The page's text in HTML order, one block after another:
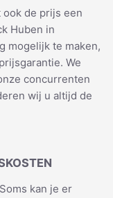
de prijs een
Huben in
mogelijk te maken,
We
concurrenten
wij u altijd de
kan je er